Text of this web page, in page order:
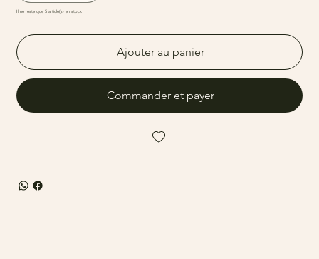
Il ne reste que 5 article(s) en stock
Ajouter au panier
Commander et payer